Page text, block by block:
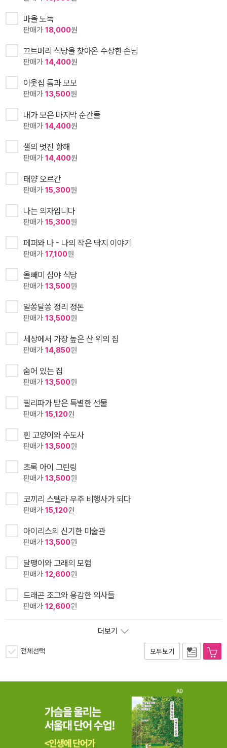
마을 도둑
판매가 18,000원
끄트머리 식당을 찾아온 수상한 손님
판매가 14,400원
이웃집 톰과 모모
판매가 13,500원
내가 모은 마지막 순간들
판매가 14,400원
샐의 멋진 항해
판매가 14,400원
태양 오르간
판매가 15,300원
나는 의자입니다
판매가 15,300원
페퍼와 나 - 나의 작은 딱지 이야기
판매가 17,100원
올빼미 심야 식당
판매가 13,500원
알쏭달쏭 정리 정돈
판매가 13,500원
세상에서 가장 높은 산 위의 집
판매가 14,850원
숨어 있는 집
판매가 13,500원
필리파가 받은 특별한 선물
판매가 15,120원
흰 고양이와 수도사
판매가 13,500원
초록 아이 그린링
판매가 13,500원
코끼리 스텔라 우주 비행사가 되다
판매가 15,120원
아이리스의 신기한 미술관
판매가 13,500원
달팽이와 고래의 모험
판매가 12,600원
드래곤 조그와 용감한 의사들
판매가 12,600원
더보기
전체선택 모두보기